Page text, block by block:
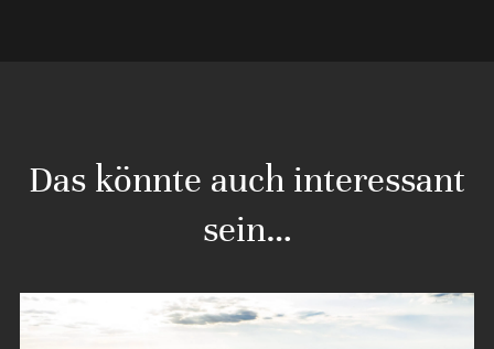
Das könnte auch interessant
sein…